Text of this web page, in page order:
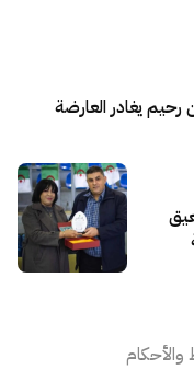
رحيم يغادر العارضة
والأحكام